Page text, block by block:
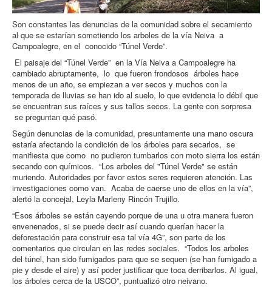
Son constantes las denuncias de la comunidad sobre el secamiento
al que se estarían sometiendo los arboles de la vía Neiva a
Campoalegre, en el conocido “Túnel Verde”.
El paisaje del “Túnel Verde” en la Vía Neiva a Campoalegre ha
cambiado abruptamente, lo que fueron frondosos árboles hace
menos de un año, se empiezan a ver secos y muchos con la
temporada de lluvias se han ido al suelo, lo que evidencia lo débil que
se encuentran sus raíces y sus tallos secos. La gente con sorpresa
se preguntan qué pasó.
Según denuncias de la comunidad, presuntamente una mano oscura
estaría afectando la condición de los árboles para secarlos, se
manifiesta que como no pudieron tumbarlos con moto sierra los están
secando con químicos. “Los arboles del "Túnel Verde" se están
muriendo. Autoridades por favor estos seres requieren atención. Las
investigaciones como van. Acaba de caerse uno de ellos en la vía”,
alertó la concejal, Leyla Marleny Rincón Trujillo.
“Esos árboles se están cayendo porque de una u otra manera fueron
envenenados, si se puede decir así cuando querían hacer la
deforestación para construir esa tal vía 4G”, son parte de los
comentarios que circulan en las redes sociales. “Todos los arboles
del túnel, han sido fumigados para que se sequen (se han fumigado a
pie y desde el aire) y así poder justificar que toca derribarlos. Al igual,
los árboles cerca de la USCO”, puntualizó otro neivano.